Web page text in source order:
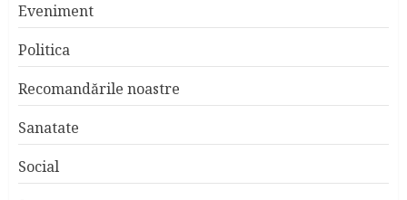
Eveniment
Politica
Recomandările noastre
Sanatate
Social